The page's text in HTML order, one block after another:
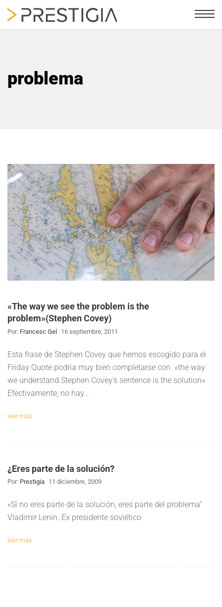
problema
«The way we see the problem is the
problem»(Stephen Covey)
Por: Francesc Gel 16 septiembre, 2011
Esta frase de Stephen Covey que hemos escogido para el
Friday Quote podría muy bien completarse con «the way
we understand Stephen Covey’s sentence is the solution»
Efectivamente, no hay…
leer más
¿Eres parte de la solución?
Por: Prestigia 11 diciembre, 2009
«Si no eres parte de la solución, eres parte del problema”
Vladimir Lenin. Ex presidente soviético
leer más